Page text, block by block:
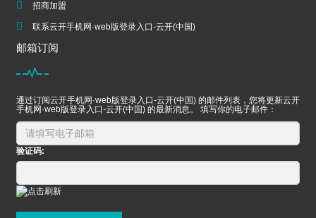
招商加盟
联系云开手机网·web版登录入口-云开(中国)
邮箱订阅
通过订阅云开手机网·web版登录入口-云开(中国) 的邮件列表，您将更新云开
手机网·web版登录入口-云开(中国) 的最新消息。 填写你的电子邮件：
验证码: